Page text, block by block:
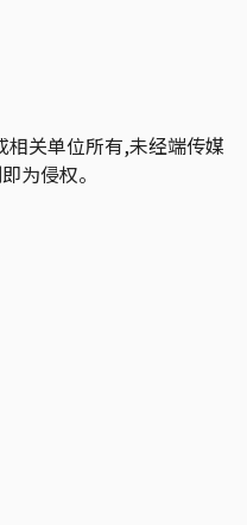
相关单位所有,未经端传媒
为侵权。